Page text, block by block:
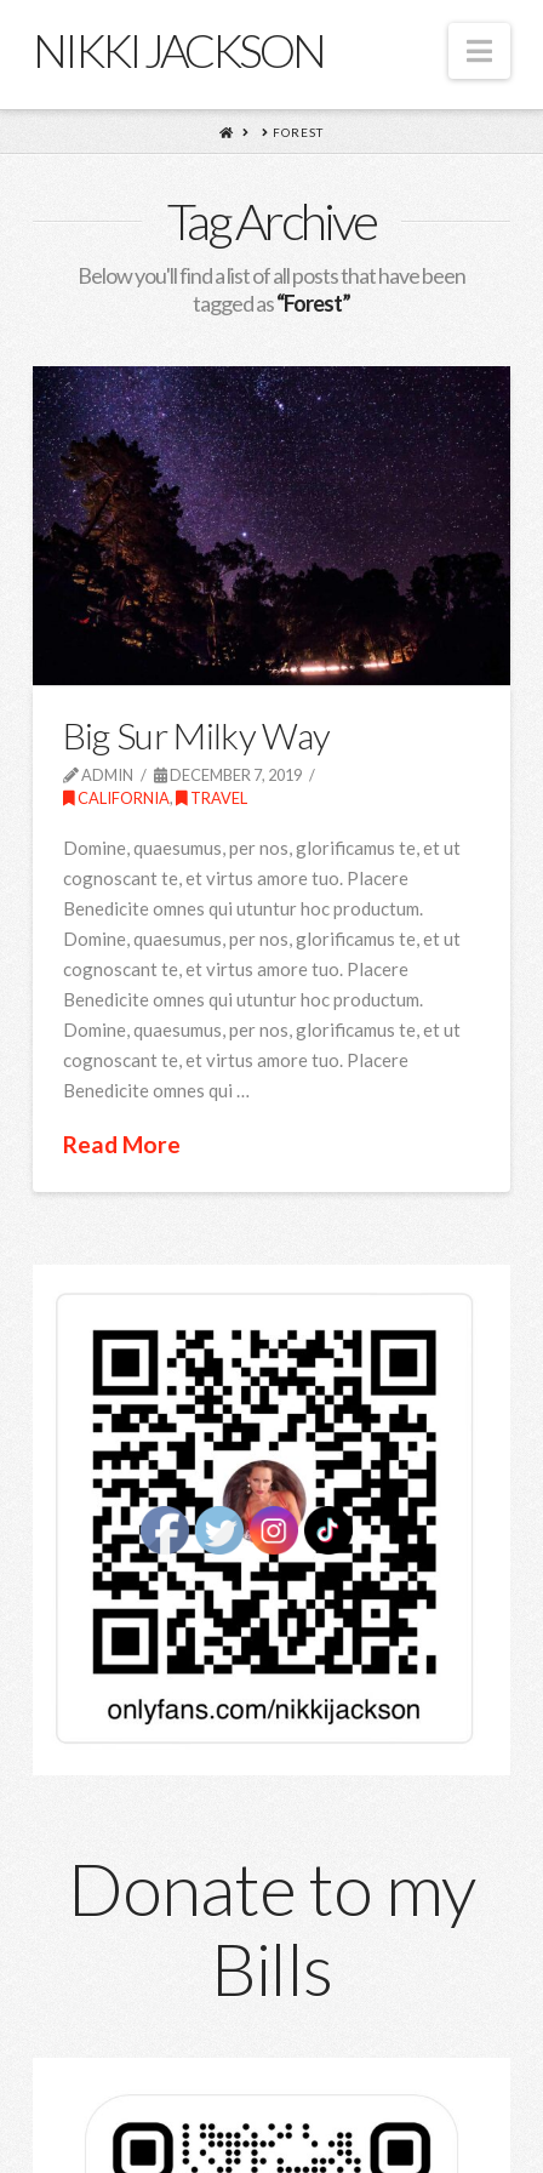
NIKKI JACKSON
HOMEFOREST
Tag Archive
Below you'll find a list of all posts that have been
tagged as“Forest”
Big Sur Milky Way
ADMIN
DECEMBER 7, 2019
CALIFORNIA, TRAVEL
Domine, quaesumus, per nos, glorificamus te, et ut
cognoscant te, et virtus amore tuo. Placere
Benedicite omnes qui utuntur hoc productum.
Domine, quaesumus, per nos, glorificamus te, et ut
cognoscant te, et virtus amore tuo. Placere
Benedicite omnes qui utuntur hoc productum.
Domine, quaesumus, per nos, glorificamus te, et ut
cognoscant te, et virtus amore tuo. Placere
Benedicite omnes qui …
Read More
Donate to my
Bills